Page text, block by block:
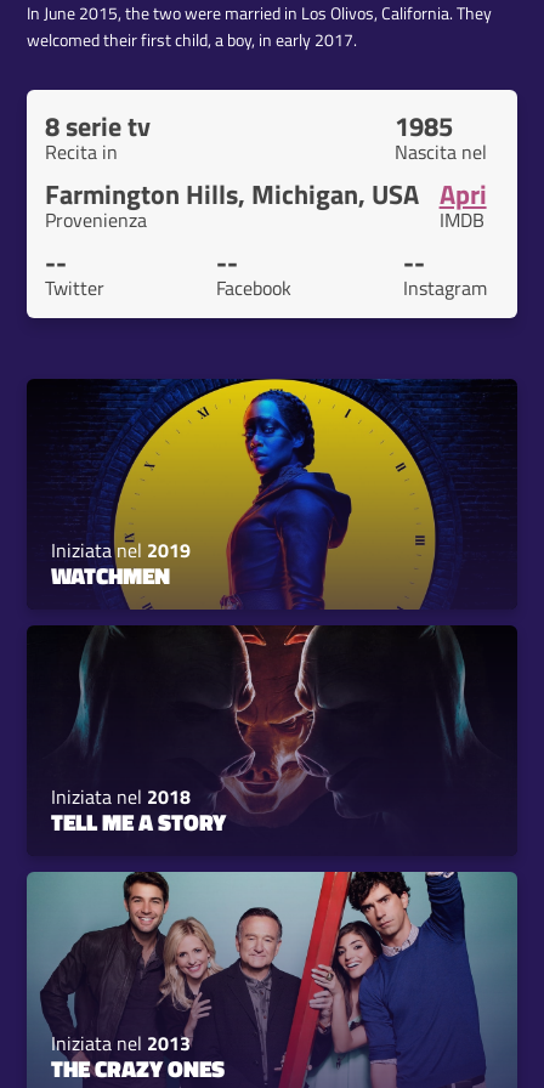
In June 2015, the two were married in Los Olivos, California. They
welcomed their first child, a boy, in early 2017.
8 serie tv
Recita in
1985
Nascita nel
Farmington Hills, Michigan, USA
Provenienza
Apri
IMDB
--
Twitter
--
Facebook
--
Instagram
Iniziata nel 2019
WATCHMEN
Iniziata nel 2018
TELL ME A STORY
Iniziata nel 2013
THE CRAZY ONES